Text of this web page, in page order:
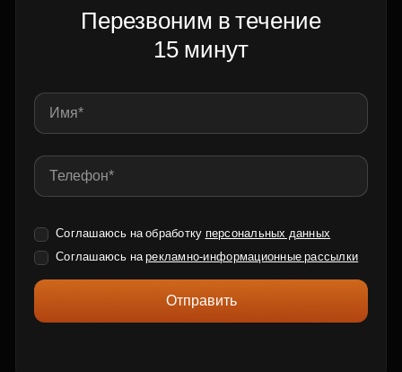
Перезвоним в течение
15 минут
Соглашаюсь на обработку персональных данных
Соглашаюсь нарекламно-информационные рассылки
Отправить